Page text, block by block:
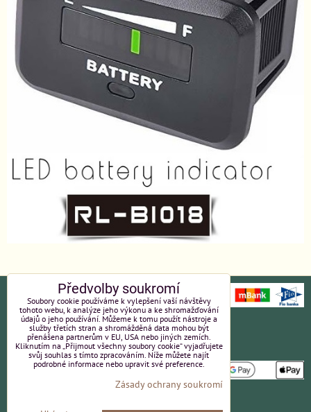
Ochrana osobních údajů
Platební údaje
Obchodní podmínky
Reklamace
Předvolby soukromí
Soubory cookie používáme k vylepšení vaší návštěvy
tohoto webu, k analýze jeho výkonu a ke shromažďování
údajů o jeho používání. Můžeme k tomu použít nástroje a
služby třetích stran a shromážděná data mohou být
přenášena partnerům v EU, USA nebo jiných zemích.
Kliknutím na „Přijmout všechny soubory cookie“ vyjadřujete
svůj souhlas s tímto zpracováním. Níže můžete najít
podrobné informace nebo upravit své preference.
Zásady ochrany soukromí